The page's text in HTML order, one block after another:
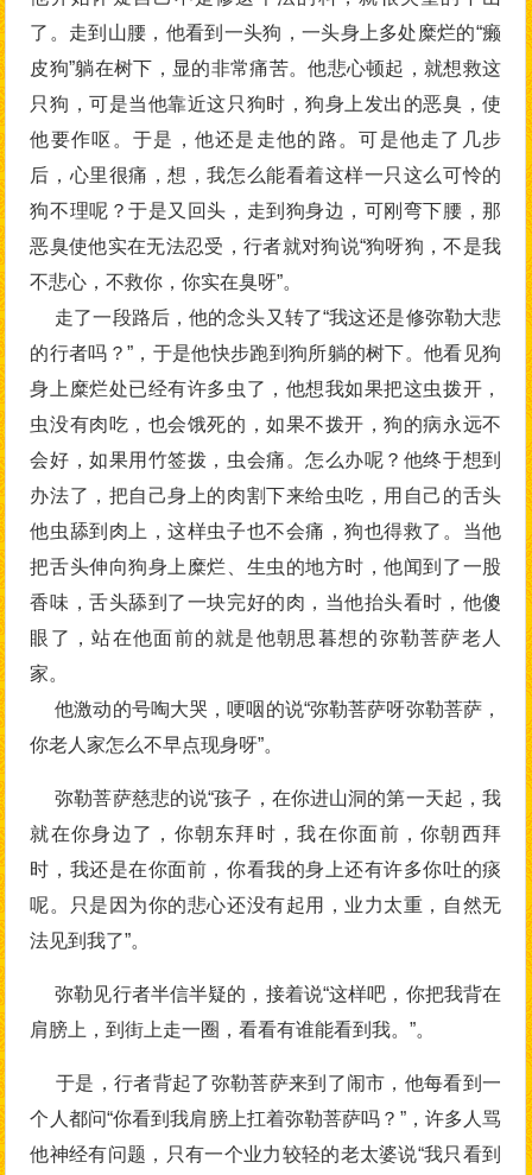
了。走到山腰，他看到一头狗，一头身上多处糜烂的“癞
皮狗”躺在树下，显的非常痛苦。他悲心顿起，就想救这
只狗，可是当他靠近这只狗时，狗身上发出的恶臭，使
他要作呕。于是，他还是走他的路。可是他走了几步
后，心里很痛，想，我怎么能看着这样一只这么可怜的
狗不理呢？于是又回头，走到狗身边，可刚弯下腰，那
恶臭使他实在无法忍受，行者就对狗说“狗呀狗，不是我
不悲心，不救你，你实在臭呀”。
走了一段路后，他的念头又转了“我这还是修弥勒大悲
的行者吗？”，于是他快步跑到狗所躺的树下。他看见狗
身上糜烂处已经有许多虫了，他想我如果把这虫拨开，
虫没有肉吃，也会饿死的，如果不拨开，狗的病永远不
会好，如果用竹签拨，虫会痛。怎么办呢？他终于想到
办法了，把自己身上的肉割下来给虫吃，用自己的舌头
他虫舔到肉上，这样虫子也不会痛，狗也得救了。当他
把舌头伸向狗身上糜烂、生虫的地方时，他闻到了一股
香味，舌头舔到了一块完好的肉，当他抬头看时，他傻
眼了，站在他面前的就是他朝思暮想的弥勒菩萨老人
家。
他激动的号啕大哭，哽咽的说“弥勒菩萨呀弥勒菩萨，
你老人家怎么不早点现身呀”。
弥勒菩萨慈悲的说“孩子，在你进山洞的第一天起，我
就在你身边了，你朝东拜时，我在你面前，你朝西拜
时，我还是在你面前，你看我的身上还有许多你吐的痰
呢。只是因为你的悲心还没有起用，业力太重，自然无
法见到我了”。
弥勒见行者半信半疑的，接着说“这样吧，你把我背在
肩膀上，到街上走一圈，看看有谁能看到我。”。
于是，行者背起了弥勒菩萨来到了闹市，他每看到一
个人都问“你看到我肩膀上扛着弥勒菩萨吗？”，许多人骂
他神经有问题，只有一个业力较轻的老太婆说“我只看到